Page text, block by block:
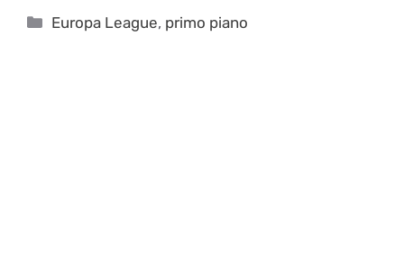
Categorie
Europa League, primo piano